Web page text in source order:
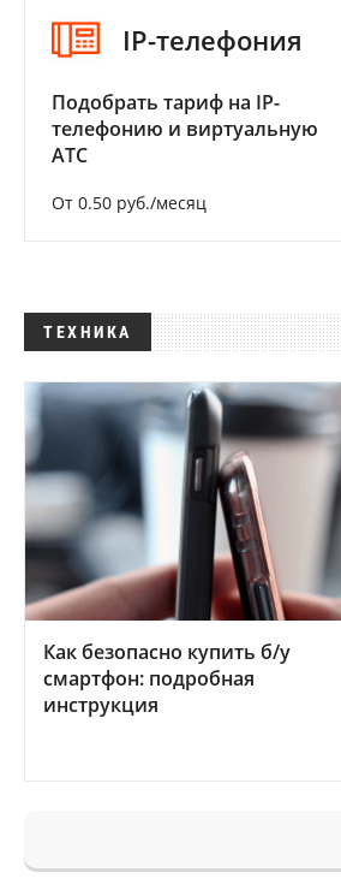
IP-телефония
Подобрать тариф на IP-
телефонию и виртуальную
АТС
От 0.50 руб./месяц
ТЕХНИКА
Как безопасно купить б/у
смартфон: подробная
инструкция